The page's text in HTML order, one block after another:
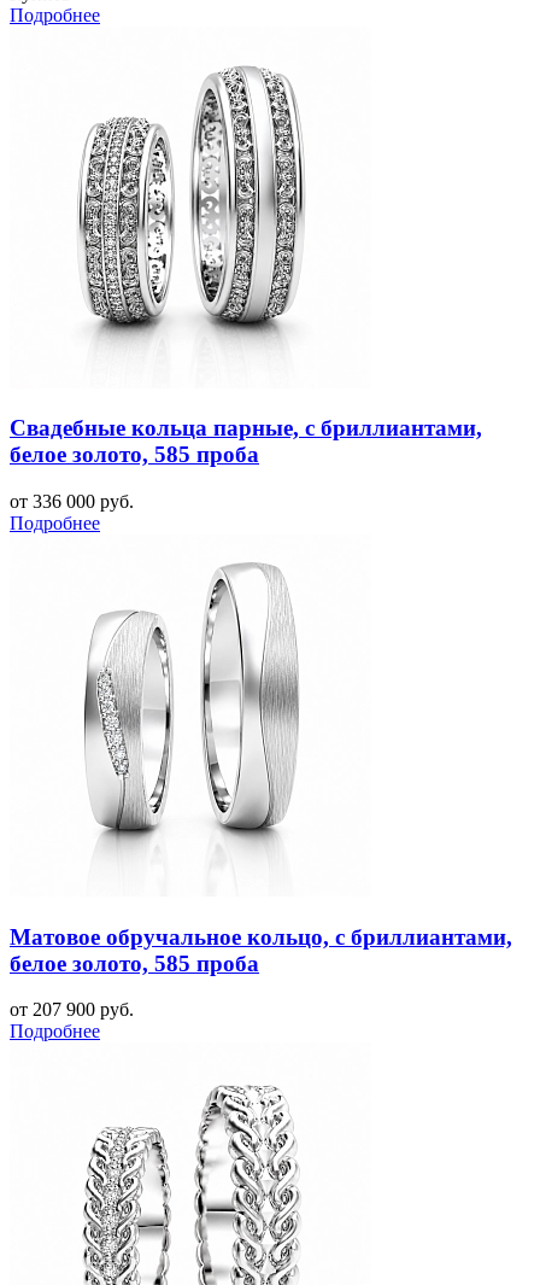
Подробнее
Свадебные кольца парные, с бриллиантами,
белое золото, 585 проба
от 336 000 руб.
Подробнее
Матовое обручальное кольцо, с бриллиантами,
белое золото, 585 проба
от 207 900 руб.
Подробнее